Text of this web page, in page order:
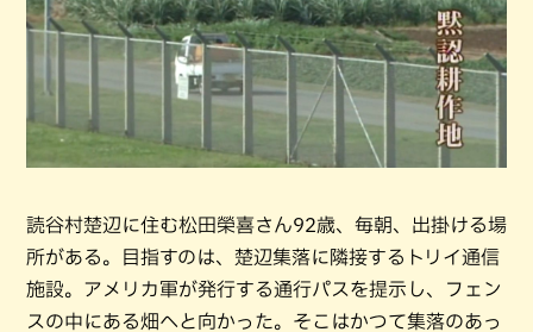
読谷村楚辺に住む松田榮喜さん92歳、毎朝、出掛ける場
所がある。目指すのは、楚辺集落に隣接するトリイ通信
施設。アメリカ軍が発行する通行パスを提示し、フェン
スの中にある畑へと向かった。そこはかつて集落のあっ